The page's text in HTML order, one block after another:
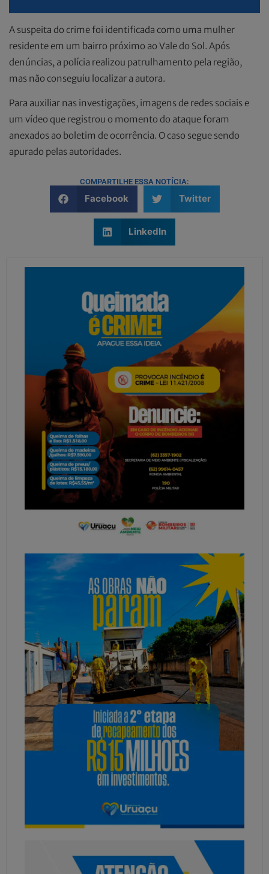
A suspeita do crime foi identificada como uma mulher
residente em um bairro próximo ao Vale do Sol. Após
denúncias, a polícia realizou patrulhamento pela região,
mas não conseguiu localizar a autora.
Para auxiliar nas investigações, imagens de redes sociais e
um vídeo que registrou o momento do ataque foram
anexados ao boletim de ocorrência. O caso segue sendo
apurado pelas autoridades.
COMPARTILHE ESSA NOTÍCIA:
Facebook Twitter
LinkedIn